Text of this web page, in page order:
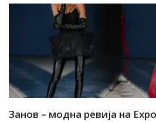
Занов – модна ревија на